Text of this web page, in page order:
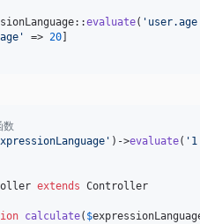
evaluate( '
age ' => 20
' )->evaluate( '
extends Controller
calculate( $